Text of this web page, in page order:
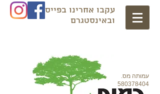
עקבו אחרינו בפייסבוק
ובאינסטגרם
עמותה מס.
580378404